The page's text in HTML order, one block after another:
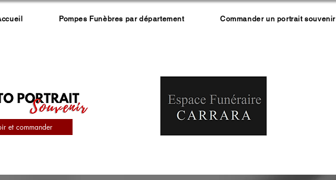
Pompes Funèbres par département Commander un portrait souvenir
et commander